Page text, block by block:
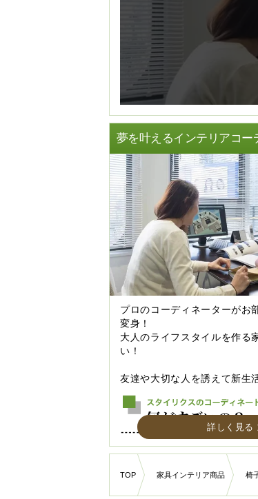
夢を叶えるインテリアコー
プロのコーディネーターがお
変身！
大人のライフスタイルを作る
い！
友達や大切な人を誘えて新生
詳しく見る
TOP 家具インテリア商品 椅